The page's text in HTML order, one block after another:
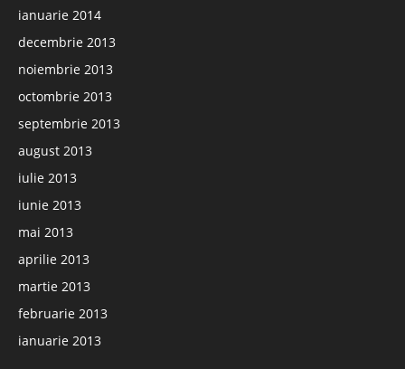
ianuarie 2014
decembrie 2013
noiembrie 2013
octombrie 2013
septembrie 2013
august 2013
iulie 2013
iunie 2013
mai 2013
aprilie 2013
martie 2013
februarie 2013
ianuarie 2013